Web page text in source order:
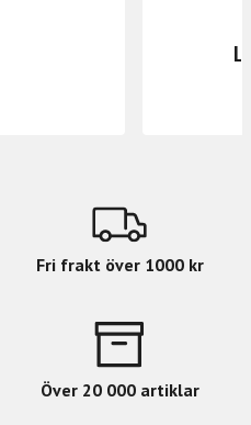
Fri frakt över 1000 kr
Över 20 000 artiklar